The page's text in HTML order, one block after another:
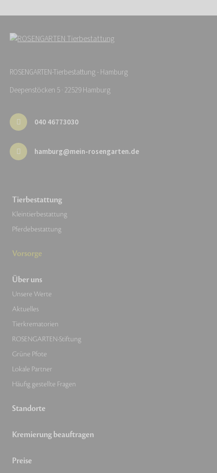
ROSENGARTEN-Tierbestattung - Hamburg
Deepenstöcken 5 · 22529 Hamburg
040 46773030
hamburg@mein-rosengarten.de
Tierbestattung
Kleintierbestattung
Pferdebestattung
Vorsorge
Über uns
Unsere Werte
Aktuelles
Tierkrematorien
ROSENGARTEN-Stiftung
Grüne Pfote
Lokale Partner
Häufig gestellte Fragen
Standorte
Kremierung beauftragen
Preise